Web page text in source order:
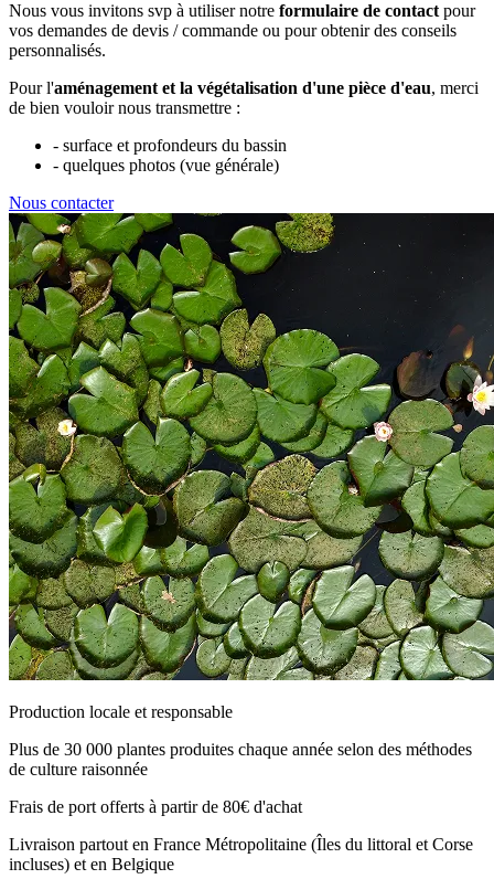
Nous vous invitons svp à utiliser notre formulaire de contact pour
vos demandes de devis / commande ou pour obtenir des conseils
personnalisés.
Pour l'aménagement et la végétalisation d'une pièce d'eau, merci
de bien vouloir nous transmettre :
- surface et profondeurs du bassin
- quelques photos (vue générale)
Nous contacter
Production locale et responsable
Plus de 30 000 plantes produites chaque année selon des méthodes
de culture raisonnée
Frais de port offerts à partir de 80€ d'achat
Livraison partout en France Métropolitaine (Îles du littoral et Corse
incluses) et en Belgique